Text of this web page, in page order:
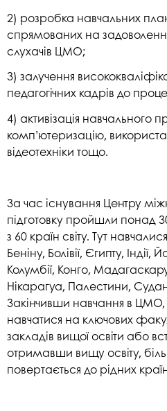
2) розробка навчальних
спрямованих на
слухачів ЦМО;
3) залучення
педагогічних кадрів до
4) активізація навчального
комп’ютеризацію,
відеотехніки тощо.
За час існування Центру
підготовку пройшли понад
з 60 країн світу. Тут
Беніну, Болівії, Єгипту, Індії,
Колумбії, Конго,
Нікарагуа, Палестини,
Закінчивши навчання в
навчатися на ключових
закладів вищої освіти або
отримавши вищу освіту,
повертається до рідних